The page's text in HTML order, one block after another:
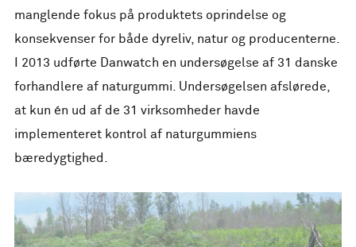
manglende fokus på produktets oprindelse og
konsekvenser for både dyreliv, natur og producenterne.
I 2013 udførte Danwatch en undersøgelse af 31 danske
forhandlere af naturgummi. Undersøgelsen afslørede,
at kun én ud af de 31 virksomheder havde
implementeret kontrol af naturgummiens
bæredygtighed.